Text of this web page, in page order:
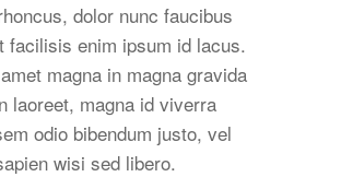
dolor nunc faucibus
facilisis enim ipsum id lacus.
magna in magna gravida
laoreet, magna id viverra
odio bibendum justo, vel
wisi sed libero.